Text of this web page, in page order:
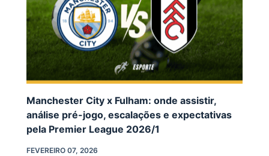
Manchester City x Fulham: onde assistir,
análise pré-jogo, escalações e expectativas
pela Premier League 2026/1
FEVEREIRO 07, 2026